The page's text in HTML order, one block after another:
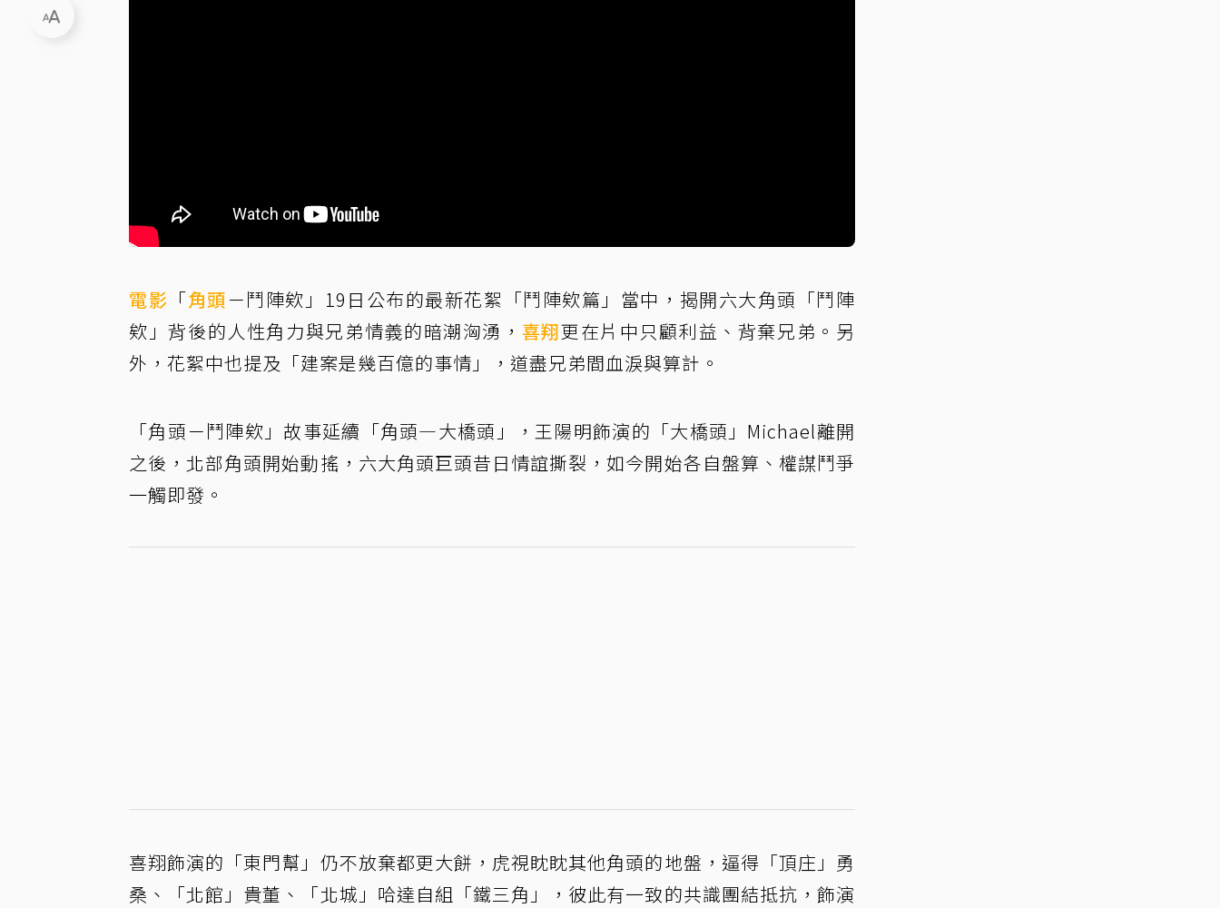
電影 「角頭－鬥陣欸」19日公布的最新花絮「鬥陣欸篇」當中，揭開六大角頭「鬥陣
欸」背後的人性角力與兄弟情義的暗潮洶湧， 喜翔更在片中只顧利益、背棄兄弟。另
外，花絮中也提及「建案是幾百億的事情」，道盡兄弟間血淚與算計。
「角頭－鬥陣欸」故事延續「角頭—大橋頭」，王陽明飾演的「大橋頭」Michael離開
之後，北部角頭開始動搖，六大角頭巨頭昔日情誼撕裂，如今開始各自盤算、權謀鬥爭
一觸即發。
喜翔飾演的「東門幫」仍不放棄都更大餅，虎視眈眈其他角頭的地盤，逼得「頂庄」勇
桑、「北館」貴董、「北城」哈達自組「鐵三角」，彼此有一致的共識團結抵抗，飾演